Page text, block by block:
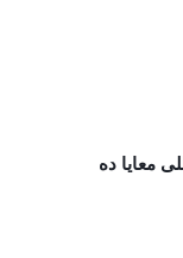
معايا ده